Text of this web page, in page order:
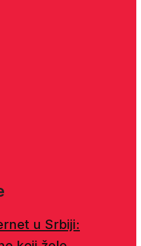
u Srbiji: